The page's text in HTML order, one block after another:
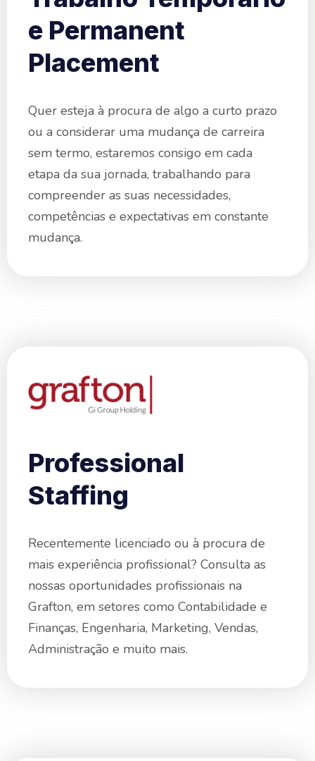
e Permanent
Placement​
Quer esteja à procura de algo a curto prazo
ou a considerar uma mudança de carreira
sem termo, estaremos consigo em cada
etapa da sua jornada, trabalhando para
compreender as suas necessidades,
competências e expectativas em constante
mudança.
Professional
Staffing
Recentemente licenciado ou à procura de
mais experiência profissional? Consulta as
nossas oportunidades profissionais na
Grafton, em setores como Contabilidade e
Finanças, Engenharia, Marketing, Vendas,
Administração e muito mais.